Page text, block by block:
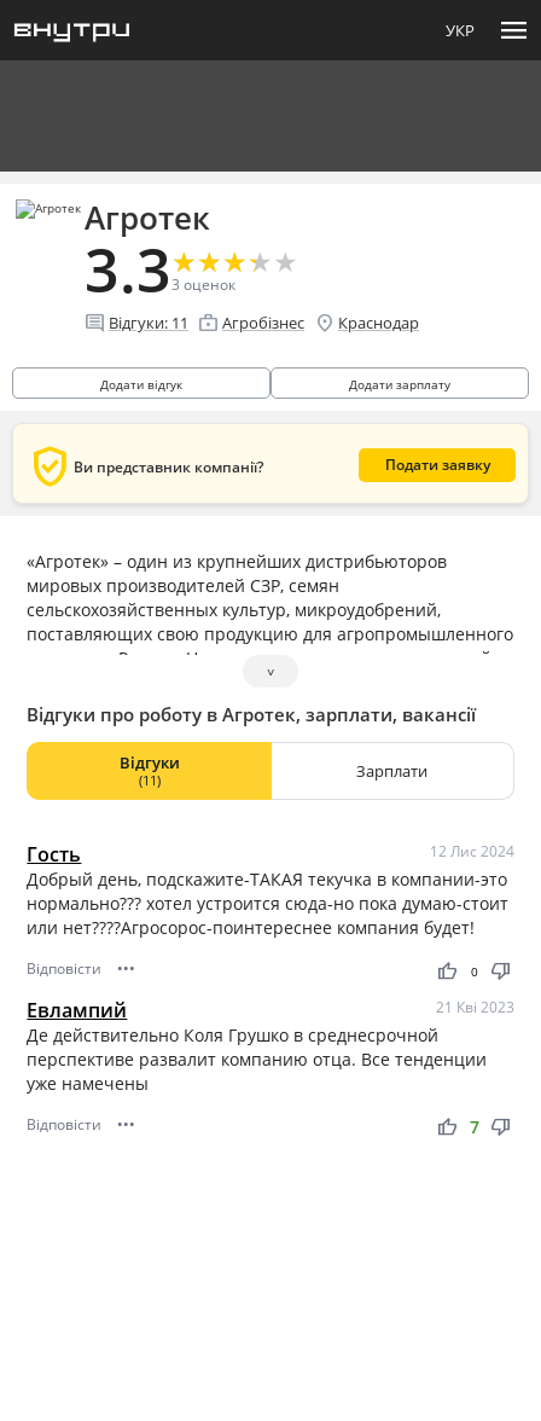
УКР menu
Агротек
3.3★
★★
★★
★★
★★
★
3 оценок
comment Відгуки: 11 enterprise Агробізнес location_on Краснодар
Додати відгук Додати зарплату
verified_user Ви представник компанії? Подати заявку
«Агротек» – один из крупнейших дистрибьюторов
мировых производителей СЗР, семян
сельскохозяйственных культур, микроудобрений,
поставляющих свою продукцию для агропромышленного
комплекса России. На рынке средств защиты растений и
семян полевых культур уже 26 лет успешной
деятельности. Компания №1 в России по продаже
продуктов Syngenta, BASF, Bayer, Adama, FMC и многих
других мировых производителей
˅
Відгуки про роботу в Агротек, зарплати, вакансії
Відгуки
(11) Зарплати
Гость 12 Лис 2024
Добрый день, подскажите-ТАКАЯ текучка в компании-это
нормально??? хотел устроится сюда-но пока думаю-стоит
или нет????Агросорос-поинтереснее компания будет!
Відповісти ••• thumb_up thumb_down
0
Евлампий 21 Кві 2023
Де действительно Коля Грушко в среднесрочной
перспективе развалит компанию отца. Все тенденции
уже намечены
Відповісти ••• thumb_up thumb_down
7